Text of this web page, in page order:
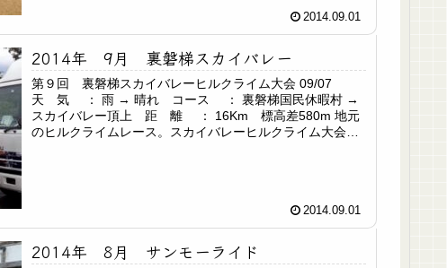
2014.09.01
2014年 9月 裏磐梯スカイバレー
第９回 裏磐梯スカイバレーヒルクライム大会 09/07
天 気 ： 雨 → 晴れ コース ： 裏磐梯国民休暇村 →
スカイバレー頂上 距 離 ： 16Km 標高差580m 地元
のヒルクライムレース。スカイバレーヒルクライム大会に
2014.09.01
2014年 8月 サンモーライド